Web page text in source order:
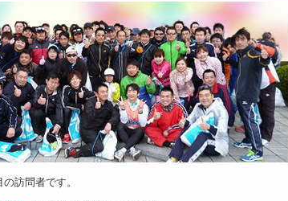
の訪問者です。